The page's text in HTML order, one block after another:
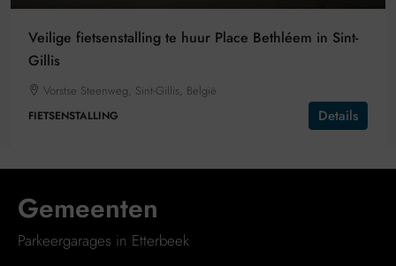
Veilige fietsenstalling te huur Place Bethléem in Sint-
Gillis
Vorstse Steenweg, Sint-Gillis, België
FIETSENSTALLING Details
Gemeenten
Parkeergarages in Etterbeek